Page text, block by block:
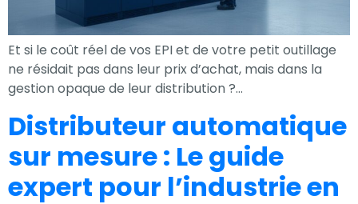
Et si le coût réel de vos EPI et de votre petit outillage
ne résidait pas dans leur prix d’achat, mais dans la
gestion opaque de leur distribution ?…
Distributeur automatique
sur mesure : Le guide
expert pour l’industrie en